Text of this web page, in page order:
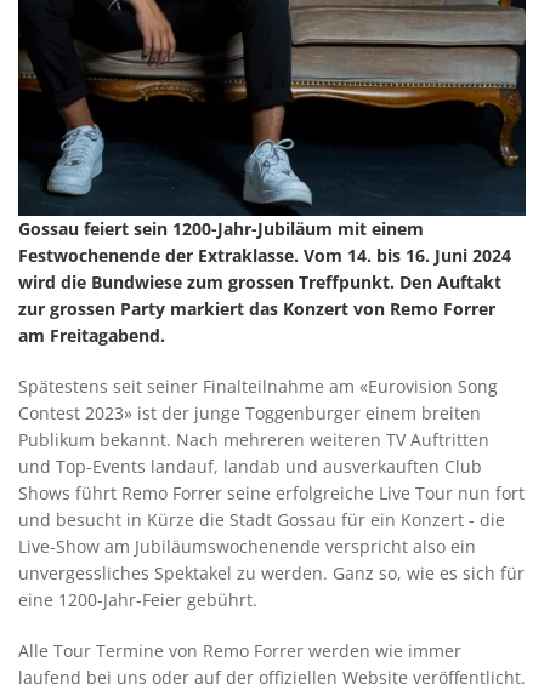
Gossau feiert sein 1200-Jahr-Jubiläum mit einem
Festwochenende der Extraklasse. Vom 14. bis 16. Juni 2024
wird die Bundwiese zum grossen Treffpunkt. Den Auftakt
zur grossen Party markiert das Konzert von Remo Forrer
am Freitagabend.
Spätestens seit seiner Finalteilnahme am «Eurovision Song
Contest 2023» ist der junge Toggenburger einem breiten
Publikum bekannt. Nach mehreren weiteren TV Auftritten
und Top-Events landauf, landab und ausverkauften Club
Shows führt Remo Forrer seine erfolgreiche Live Tour nun fort
und besucht in Kürze die Stadt Gossau für ein Konzert - die
Live-Show am Jubiläumswochenende verspricht also ein
unvergessliches Spektakel zu werden. Ganz so, wie es sich für
eine 1200-Jahr-Feier gebührt.
Alle Tour Termine von Remo Forrer werden wie immer
laufend bei uns oder auf der offiziellen Website veröffentlicht.